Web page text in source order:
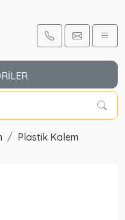
Plastik Kalem